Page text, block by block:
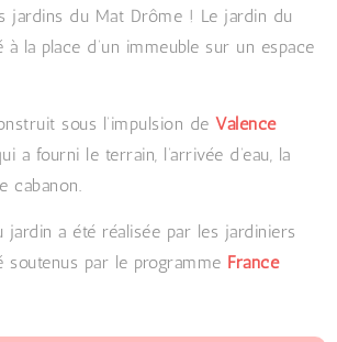
jardins du Mat Drôme ! Le jardin du
à la place d’un immeuble sur un espace
sous l’impulsion de Valence
a fourni le terrain, l’arrivée d’eau, la
cabanon.
jardin a été réalisée par les jardiniers
soutenus par le programme France